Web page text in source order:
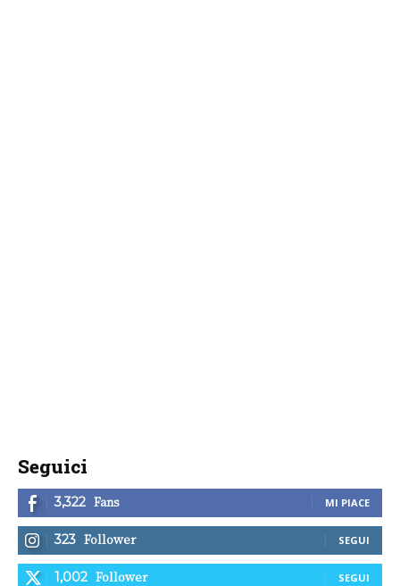
Seguici
3,322 Fans MI PIACE
323 Follower SEGUI
1,002 Follower SEGUI